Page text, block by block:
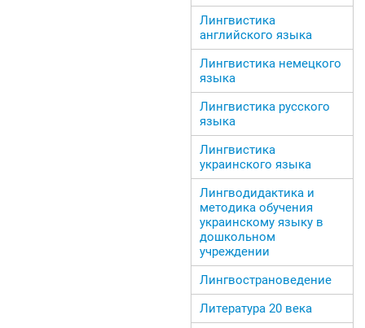
Лингвистика
английского языка
Лингвистика немецкого
языка
Лингвистика русского
языка
Лингвистика
украинского языка
Лингводидактика и
методика обучения
украинскому языку в
дошкольном
учреждении
Лингвострановедение
Литература 20 века